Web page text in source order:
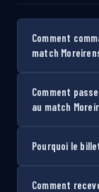
Comment
match
Comment
au match
Pourquoi le
Comment